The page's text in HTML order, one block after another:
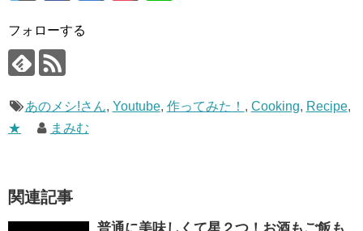
フォローする
あのメシ!さん, Youtube, 作ってみた！ , Cooking, Recipe,
★
まみむ
関連記事